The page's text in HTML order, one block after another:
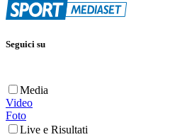
Seguici su
Media
Video
Foto
Live e Risultati